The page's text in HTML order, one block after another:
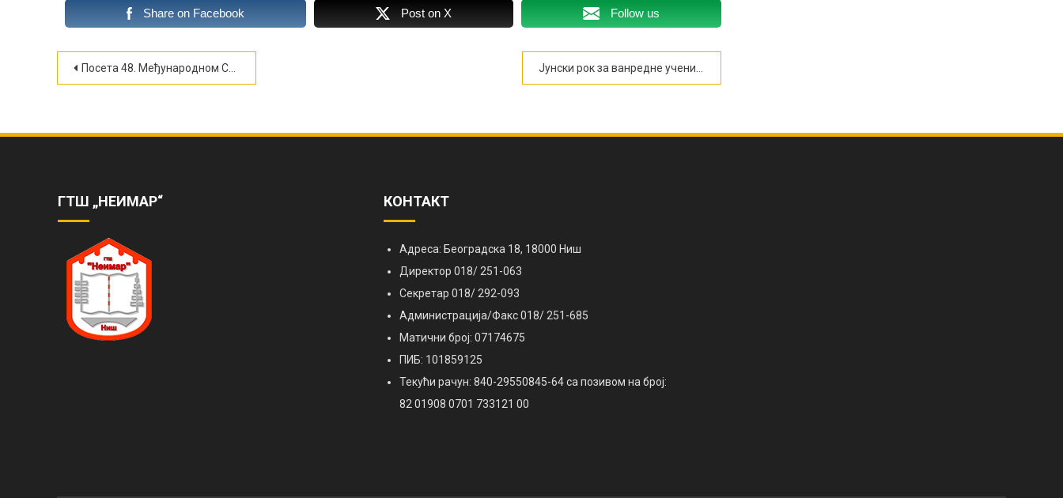
Share on Facebook Post on X Follow us
Кретање
Посета 48. Међународном Сајму Грађевинарства у Београду (ФОТО)
ГТШ „НЕИМАР“ КОНТАКТ
Адреса: Београдска 18, 18000 Ниш
Директор 018/ 251-063
Секретар 018/ 292-093
Администрација/Факс 018/ 251-685
Матични број: 07174675
ПИБ: 101859125
Текући рачун: 840-29550845-64 са позивом на број:
82 01908 0701 733121 00